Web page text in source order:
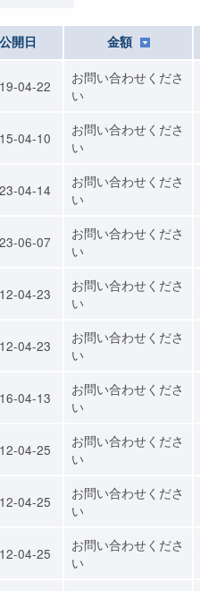
公開日 金額
04-22
お問い合わせくださ
い
04-10
お問い合わせくださ
い
04-14
お問い合わせくださ
い
06-07
お問い合わせくださ
い
04-23
お問い合わせくださ
い
04-23
お問い合わせくださ
い
04-13
お問い合わせくださ
い
04-25
お問い合わせくださ
い
04-25
お問い合わせくださ
い
04-25
お問い合わせくださ
い